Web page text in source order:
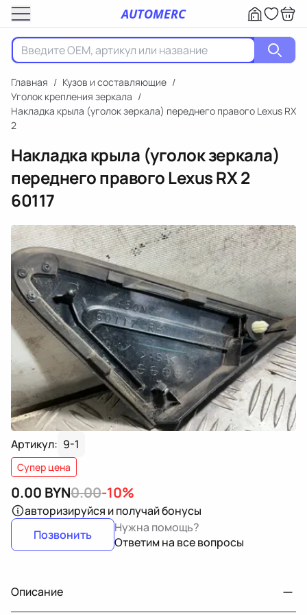
AUTOMERC
Главная / Кузов и составляющие /
Уголок крепления зеркала /
Накладка крыла (уголок зеркала) переднего правого Lexus RX
2
Накладка крыла (уголок зеркала)
переднего правого Lexus RX 2
60117
Артикул: 9-1
Супер цена
0.00 BYN0.00-10%
авторизируйся и получай бонусы
Позвонить
Нужна помощь?
Ответим на все вопросы
Описание